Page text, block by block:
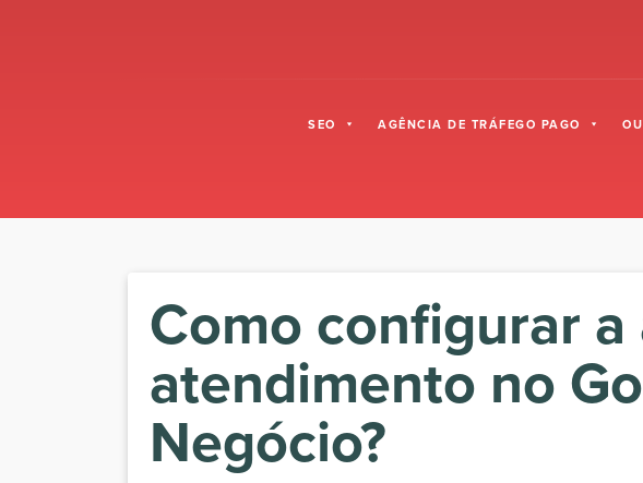
SEO AGÊNCIA DE TRÁFEGO PAGO
Como configurar a
atendimento no
Negócio?